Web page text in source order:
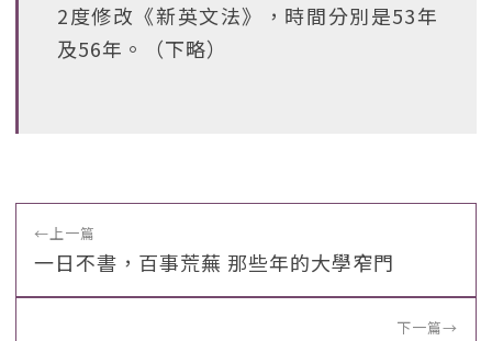
2度修改《新英文法》，時間分別是53年
及56年。（下略）
←上一篇
一日不書，百事荒蕪 那些年的大學窄門
下一篇→